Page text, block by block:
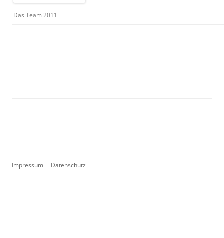
Das Team 2011
Impressum Datenschutz